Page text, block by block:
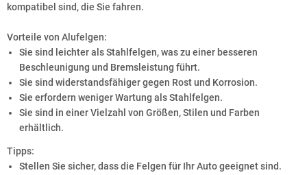
kompatibel sind, die Sie fahren.
Vorteile von Alufelgen:
Sie sind leichter als Stahlfelgen, was zu einer besseren
Beschleunigung und Bremsleistung führt.
Sie sind widerstandsfähiger gegen Rost und Korrosion.
Sie erfordern weniger Wartung als Stahlfelgen.
Sie sind in einer Vielzahl von Größen, Stilen und Farben
erhältlich.
Tipps:
Stellen Sie sicher, dass die Felgen für Ihr Auto geeignet sind.